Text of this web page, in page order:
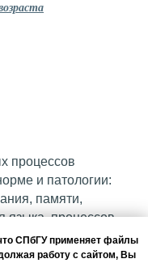
процессов
и патологии:
памяти,
языка, процессов
механизмов
условиях
СПбГУ применяет файлы
работу с сайтом, Вы